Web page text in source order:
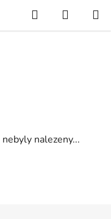
Hledat
KOŠÍK
nebyly nalezeny...